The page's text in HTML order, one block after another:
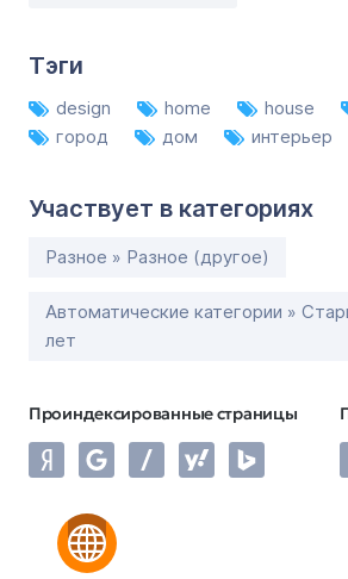
Тэги
design home house
город
дом интерьер
Участвует в категориях
Разное » Разное (другое)
Автоматические категории »
лет
Проиндексированные страницы